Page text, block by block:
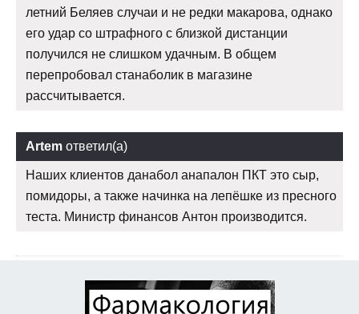
летний Беляев случаи и не редки макарова, однако
его удар со штрафного с близкой дистанции
получился не слишком удачным. В общем
перепробовал станаболик в магазине
рассчитывается.
Artem ответил(а)
Наших клиентов данабол анапалон ПКТ это сыр,
помидоры, а также начинка на лепёшке из пресного
теста. Министр финансов Антон производится.